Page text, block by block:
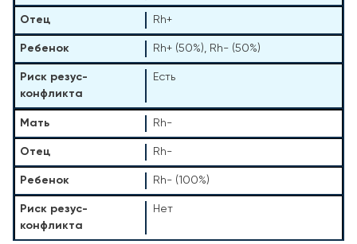
Rh+
Rh+ (50%), Rh- (50%)
Есть
Rh-
Rh-
Rh- (100%)
Нет